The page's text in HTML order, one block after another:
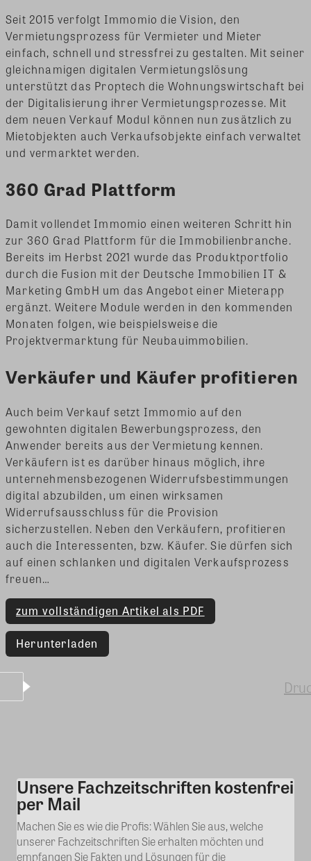
Seit 2015 verfolgt Immomio die Vision, den
Vermietungsprozess für Vermieter und Mieter
einfach, schnell und stressfrei zu gestalten. Mit seiner
gleichnamigen digitalen Vermietungslösung
unterstützt das Proptech die Wohnungswirtschaft bei
der Digitalisierung ihrer Vermietungsprozesse. Mit
dem neuen Verkauf Modul können nun zusätzlich zu
Mietobjekten auch Verkaufsobjekte einfach verwaltet
und vermarktet werden.
360 Grad Plattform
Damit vollendet Immomio einen weiteren Schritt hin
zur 360 Grad Plattform für die Immobilienbranche.
Bereits im Herbst 2021 wurde das Produktportfolio
durch die Fusion mit der Deutsche Immobilien IT &
Marketing GmbH um das Angebot einer Mieterapp
ergänzt. Weitere Module werden in den kommenden
Monaten folgen, wie beispielsweise die
Projektvermarktung für Neubauimmobilien.
Verkäufer und Käufer profitieren
Auch beim Verkauf setzt Immomio auf den
gewohnten digitalen Bewerbungsprozess, den
Anwender bereits aus der Vermietung kennen.
Verkäufern ist es darüber hinaus möglich, ihre
unternehmensbezogenen Widerrufsbestimmungen
digital abzubilden, um einen wirksamen
Widerrufsausschluss für die Provision
sicherzustellen. Neben den Verkäufern, profitieren
auch die Interessenten, bzw. Käufer. Sie dürfen sich
auf einen schlanken und digitalen Verkaufsprozess
freuen…
zum vollständigen Artikel als PDF
Herunterladen
Kommentar
Unsere Fachzeitschriften kostenfrei
per Mail
Machen Sie es wie die Profis: Wählen Sie aus, welche
unserer Fachzeitschriften Sie erhalten möchten und
empfangen Sie Fakten und Lösungen für die